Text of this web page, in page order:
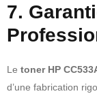
7.
Le toner HP
d’une fabrication